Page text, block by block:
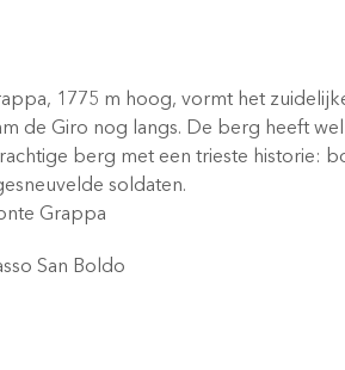
1775 m hoog, vormt het
de Giro nog langs. De berg heeft
berg met een trieste historie:
soldaten.
Grappa
San Boldo